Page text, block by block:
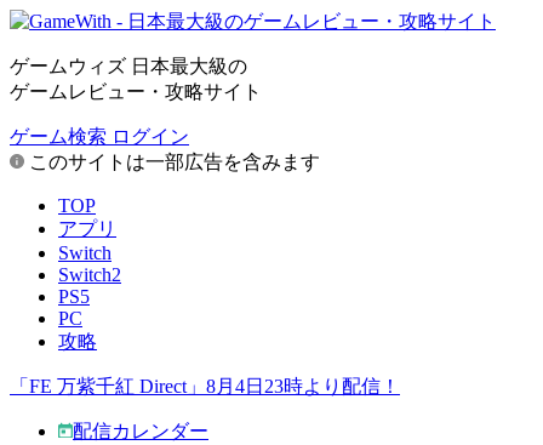
ゲームウィズ 日本最大級の
ゲームレビュー・攻略サイト
ゲーム検索 ログイン
このサイトは一部広告を含みます
TOP
アプリ
Switch
Switch2
PS5
PC
攻略
「FE 万紫千紅 Direct」8月4日23時より配信！
配信カレンダー